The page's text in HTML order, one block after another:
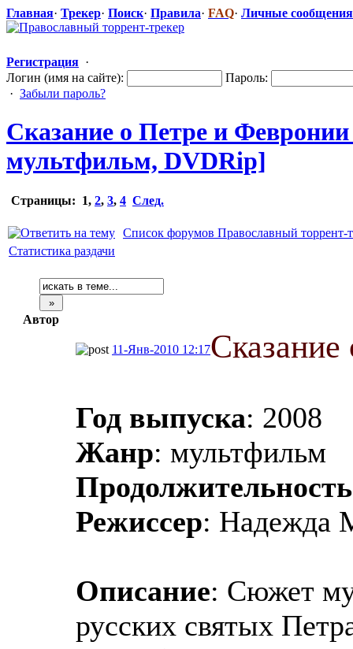
Главная· Трекер· Поиск· Правила· FAQ· Личные сообщения
Регистрация ·
Логин (имя на сайте):
Пароль:
· Забыли пароль?
Сказание о Петре и
мультфильм, DVDRip]
Страницы: 1, 2, 3, 4 След.
Список форумов Православный торрент-
Статистика раздачи
Автор
11-Янв-2010 12:17
Год выпуска: 2008
Жанр: мультфильм
Продолжительность
Режиссер: Надежда
Описание: Сюжет
русских святых